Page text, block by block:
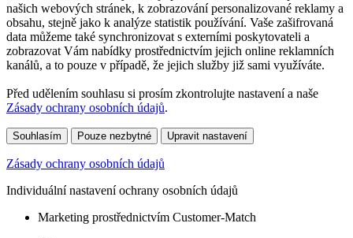
našich webových stránek, k zobrazování personalizované reklamy a
obsahu, stejně jako k analýze statistik používání. Vaše zašifrovaná
data můžeme také synchronizovat s externími poskytovateli a
zobrazovat Vám nabídky prostřednictvím jejich online reklamních
kanálů, a to pouze v případě, že jejich služby již sami využíváte.
Před udělením souhlasu si prosím zkontrolujte nastavení a naše
Zásady ochrany osobních údajů.
Souhlasím Pouze nezbytné Upravit nastavení
Zásady ochrany osobních údajů
Individuální nastavení ochrany osobních údajů
Marketing prostřednictvím Customer-Match